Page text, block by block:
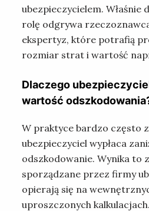
ubezpieczycielem. Właśnie
rolę odgrywa
ekspertyz, które potrafią
rozmiar strat i wartość
Dlaczego
wartość
W praktyce bardzo często
ubezpieczyciel wypłaca
odszkodowanie. Wynika to
sporządzane przez firmy
opierają się na
uproszczonych